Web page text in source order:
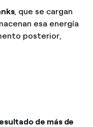
, que se cargan
esa energía
posterior,
de más de